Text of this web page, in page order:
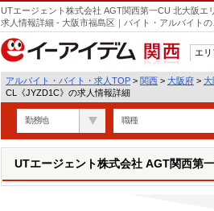
UTエージェント株式会社 AGT関西第一CU 北大阪
求人情報詳細 - 大阪市福島区｜バイト・アルバイト
関西
エ
アルバイト・バイト・求人TOP > 関西 > 大阪府 > 大
CL《JYZD1C》の求人情報詳細
勤務地 職種
UTエージェント株式会社 AGT関西第